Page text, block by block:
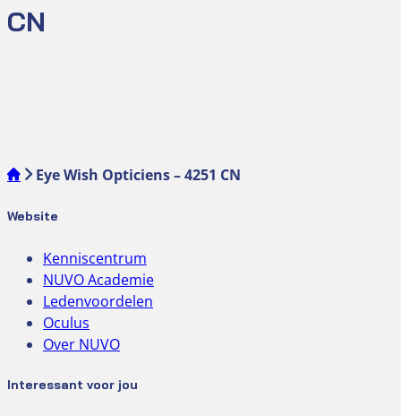
CN
Eye Wish Opticiens – 4251 CN
Website
Kenniscentrum
NUVO Academie
Ledenvoordelen
Oculus
Over NUVO
Interessant voor jou